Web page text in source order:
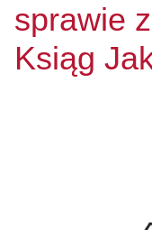
sprawie
Ksiąg